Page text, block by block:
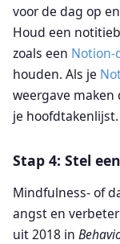
voor de dag op
Houd een
zoals een Notion-
houden. Als je
weergave
je hoofdtakenlijst.
Stap 4: Stel
Mindfulness- of
angst en
uit 2018 in